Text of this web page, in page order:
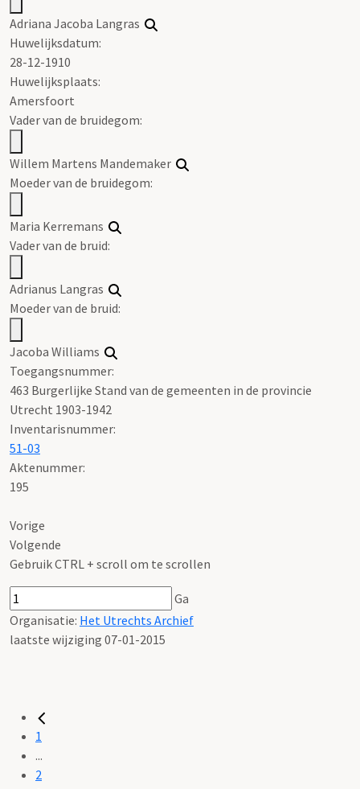
Adriana Jacoba Langras
Huwelijksdatum:
28-12-1910
Huwelijksplaats:
Amersfoort
Vader van de bruidegom:
Willem Martens Mandemaker
Moeder van de bruidegom:
Maria Kerremans
Vader van de bruid:
Adrianus Langras
Moeder van de bruid:
Jacoba Williams
Toegangsnummer:
463 Burgerlijke Stand van de gemeenten in de provincie
Utrecht 1903-1942
Inventarisnummer:
51-03
Aktenummer:
195
Vorige
Volgende
Gebruik CTRL + scroll om te scrollen
Ga
Organisatie: Het Utrechts Archief
laatste wijziging 07-01-2015
1
...
2